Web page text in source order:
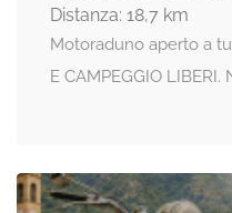
Distanza: 18,7 km
Motoraduno aperto a
E CAMPEGGIO LIBERI.